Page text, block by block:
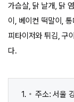
가슴살, 닭 날개, 닭
이, 베이컨 떡말이,
피타이저와 튀김, 구
다.
주소: 서울